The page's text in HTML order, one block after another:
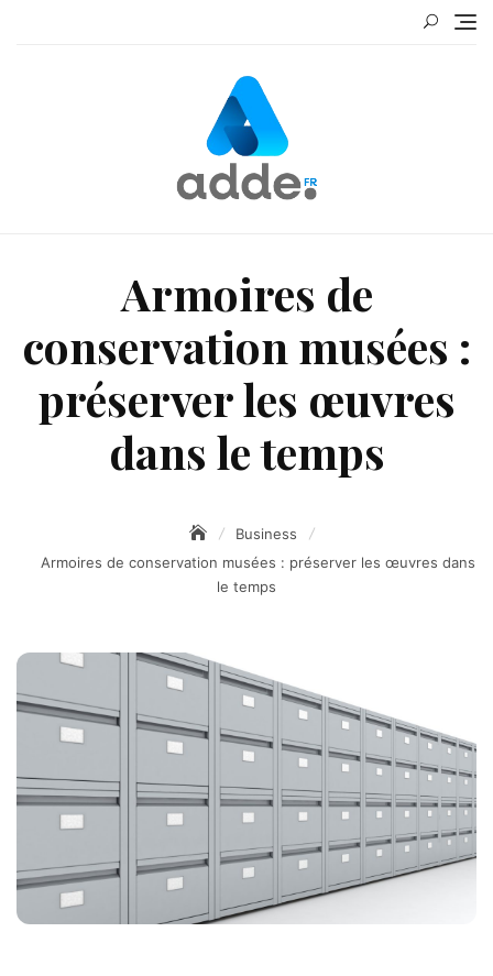
Armoires de
conservation musées :
préserver les œuvres
dans le temps
Business
Armoires de conservation musées : préserver les œuvres dans
le temps